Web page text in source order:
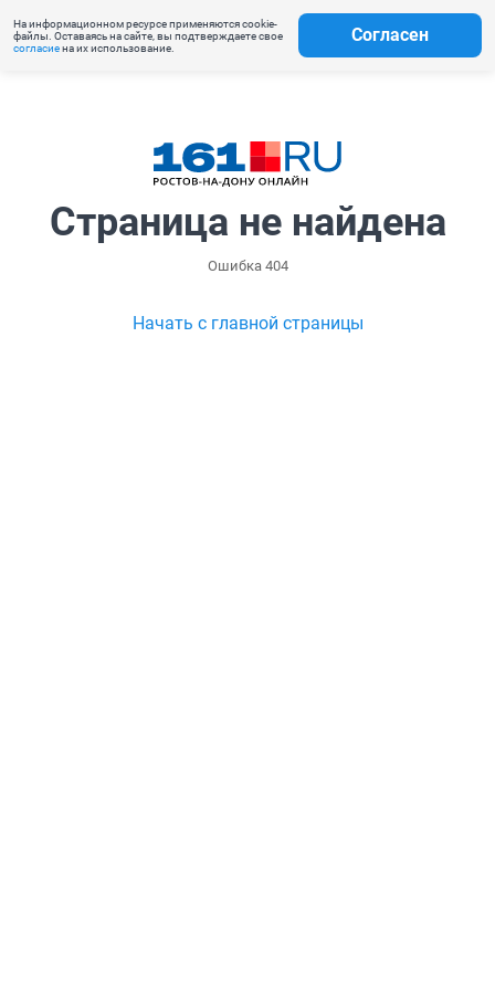
На информационном ресурсе применяются cookie-
файлы. Оставаясь на сайте, вы подтверждаете свое
согласиена их использование.
Согласен
Страница не найдена
Ошибка 404
Начать с главной страницы